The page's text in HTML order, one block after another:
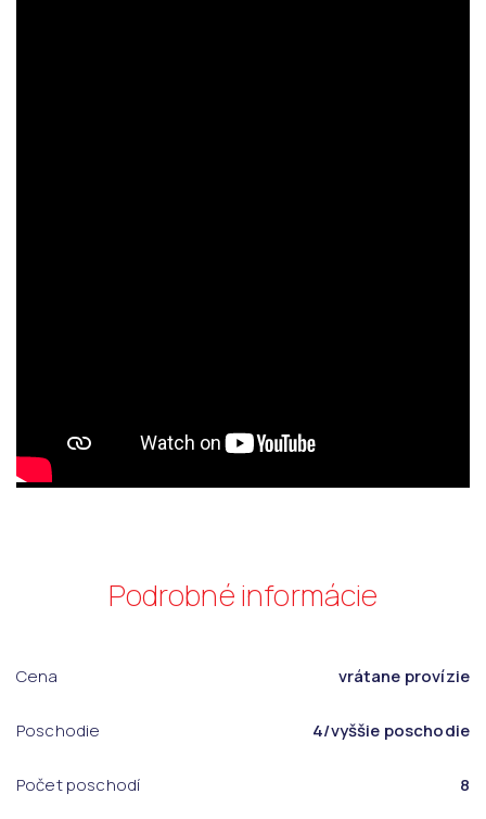
Podrobné informácie
Cena vrátane provízie
Poschodie 4/vyššie poschodie
Počet poschodí 8